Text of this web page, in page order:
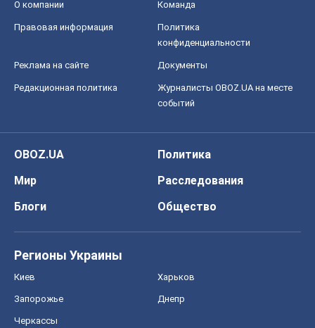
О компании Команда
Правовая информация
Политика
конфиденциальности
Реклама на сайте Документы
Редакционная политика
Журналисты OBOZ.UA на месте
событий
OBOZ.UA
Политика
Мир
Расследования
Блоги
Общество
Регионы Украины
Киев Харьков
Запорожье Днепр
Черкассы